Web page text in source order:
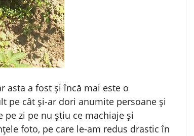
asta a fost și încă mai este o
pe cât și-ar dori anumite persoane și
zi pe nu știu ce machiaje și
foto, pe care le-am redus drastic în